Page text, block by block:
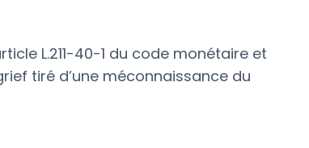
L.211-40-1 du code monétaire et
tiré d’une méconnaissance du